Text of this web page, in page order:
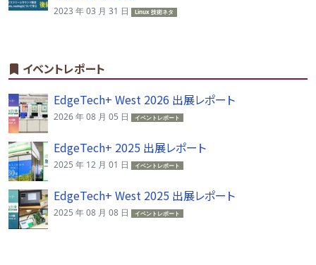
2023 年 03 月 31 日 Linux 技術ネタ
イベントレポート
EdgeTech+ West 2026 出展レポート
2026 年 08 月 05 日 イベントレポート
EdgeTech+ 2025 出展レポート
2025 年 12 月 01 日 イベントレポート
EdgeTech+ West 2025 出展レポート
2025 年 08 月 08 日 イベントレポート